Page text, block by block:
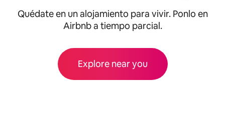
Quédate en un alojamiento para vivir. Ponlo en
Airbnb a tiempo parcial.
Explore near you